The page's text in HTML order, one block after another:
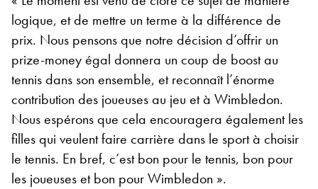
logique, et de mettre un terme à la différence de
prix. Nous pensons que notre décision d’offrir un
prize-money égal donnera un coup de boost au
tennis dans son ensemble, et reconnaît l’énorme
contribution des joueuses au jeu et à Wimbledon.
Nous espérons que cela encouragera également les
filles qui veulent faire carrière dans le sport à choisir
le tennis. En bref, c’est bon pour le tennis, bon pour
les joueuses et bon pour Wimbledon ».